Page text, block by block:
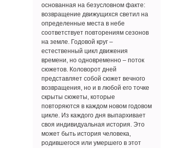
основанная на безусловном факте:
возвращение движущихся светил на
определенные места в небе
соответствует повторениям сезонов
на земле. Годовой круг –
естественный цикл движения
времени, но одновременно – поток
сюжетов. Коловорот дней
представляет собой сюжет вечного
возвращения, но и в любой его точке
скрыты сюжеты, которые
повторяются в каждом новом годовом
цикле. Из каждого дня выпархивает
своя индивидуальная история. Это
может быть история человека,
родившегося или умершего в этот